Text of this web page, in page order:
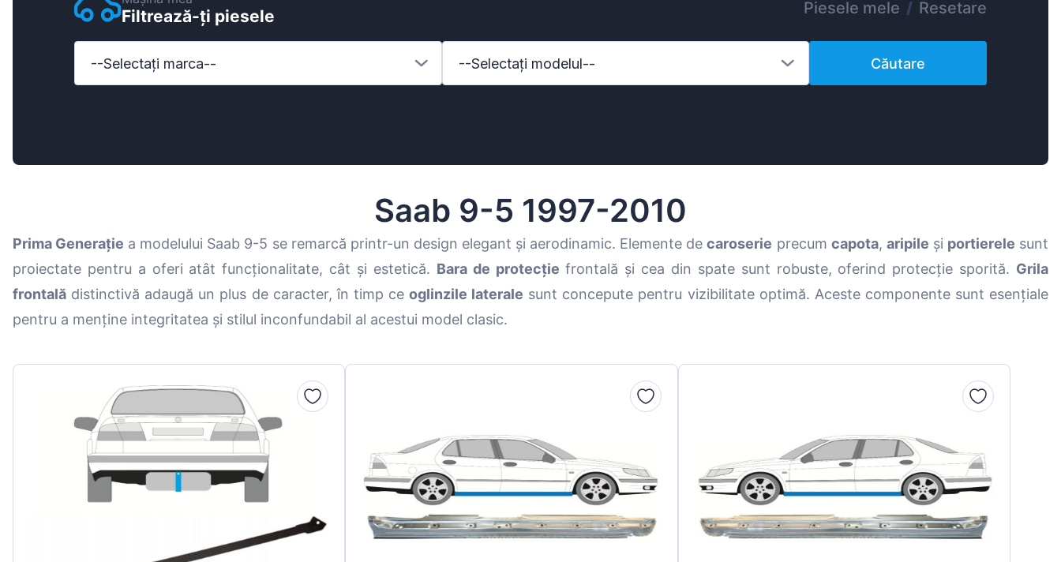
Magyar
Lietuvių
Hrvatski
Hyundai
Mazda
Mercedes-Benz
Renault
Tesla
Filtrează-ți piesele Piesele mele / Resetare
--Selectați marca-- --Selectați modelul-- Căutare
Saab 9-5 1997-2010
Prima Generație a modelului Saab 9-5 se remarcă printr-un design elegant și aerodinamic. Elemente decaroserie precum capota, aripile și portierele sunt
proiectate pentru a oferi atât funcționalitate, cât și estetică. Bara de protecție frontală și cea din spate sunt robuste, oferind protecție sporită. Grila
frontală distinctivă adaugă un plus de caracter, în timp ce oglinzile laterale sunt concepute pentru vizibilitate optimă. Aceste componente sunt esențiale
pentru a menține integritatea și stilul inconfundabil al acestui model clasic.